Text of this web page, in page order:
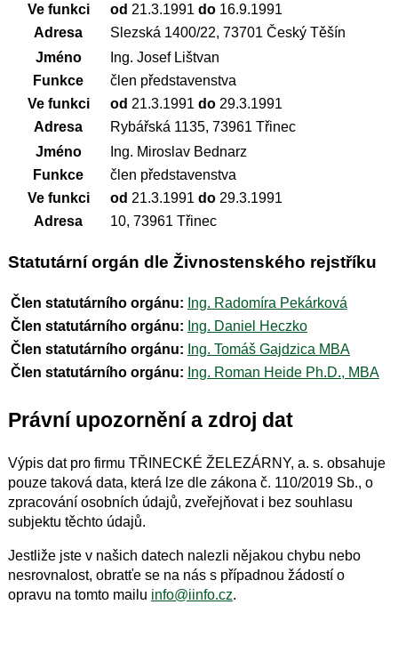
Ve funkci
od 21.3.1991 do16.9.1991
Adresa
Slezská 1400/22, 73701 Český Těšín
Jméno
Ing. Josef Lištvan
Funkce
člen představenstva
Ve funkci
od 21.3.1991 do29.3.1991
Adresa
Rybářská 1135, 73961 Třinec
Jméno
Ing. Miroslav Bednarz
Funkce
člen představenstva
Ve funkci
od 21.3.1991 do29.3.1991
Adresa
10, 73961 Třinec
Statutární orgán dle Živnostenského rejstříku
Člen statutárního orgánu: Ing. Radomíra Pekárková
Člen statutárního orgánu: Ing. Daniel Heczko
Člen statutárního orgánu: Ing. Tomáš Gajdzica MBA
Člen statutárního orgánu: Ing. Roman Heide Ph.D., MBA
Právní upozornění a zdroj dat
Výpis dat pro firmu TŘINECKÉ ŽELEZÁRNY, a. s. obsahuje
pouze taková data, která lze dle zákona č. 110/2019 Sb., o
zpracování osobních údajů, zveřejňovat i bez souhlasu
subjektu těchto údajů.
Jestliže jste v našich datech nalezli nějakou chybu nebo
nesrovnalost, obratťe se na nás s případnou žádostí o
opravu na tomto mailu info@iinfo.cz.